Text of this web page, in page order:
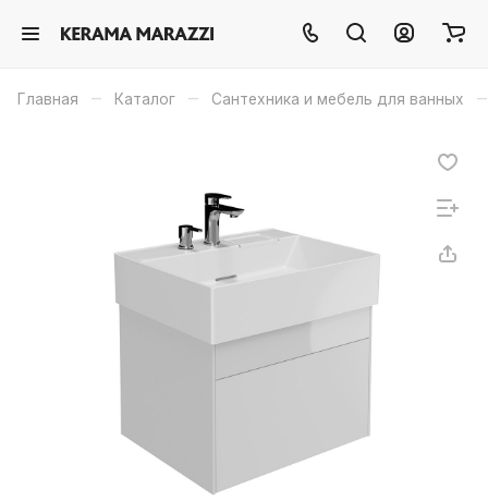
Главная – Каталог – Сантехника и мебель для ванных –